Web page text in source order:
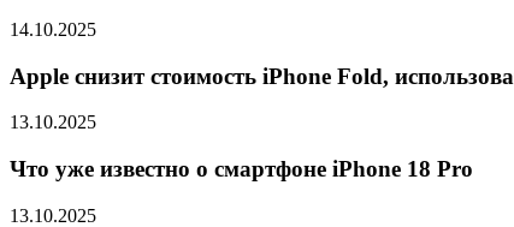
14.10.2025
Apple снизит стоимость iPhone Fold,
13.10.2025
Что уже известно о смартфоне iPhone 18 Pro
13.10.2025